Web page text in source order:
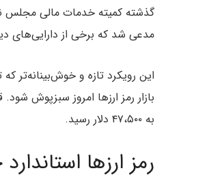
گذشته کمیته خدمات مالی مجلس
مدعی شد که برخی از دارایی‌های
این رویکرد تازه و خوش‌بینانه‌تر
به ۴۷،۵۰۰ دلار رسید.
رمز ارزها